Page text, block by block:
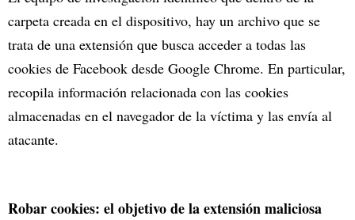
carpeta creada en el dispositivo, hay un archivo que se
trata de una extensión que busca acceder a todas las
cookies de Facebook desde Google Chrome. En particular,
recopila información relacionada con las cookies
almacenadas en el navegador de la víctima y las envía al
atacante.
Robar cookies: el objetivo de la extensión maliciosa